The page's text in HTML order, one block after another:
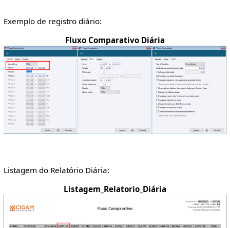
Exemplo de registro diário:
Fluxo Comparativo Diária
Listagem do Relatório Diária:
Listagem_Relatorio_Diária